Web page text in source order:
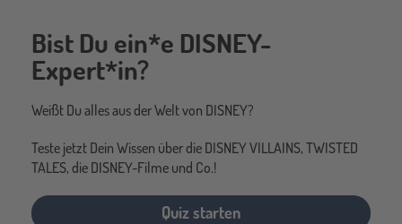
Bist Du ein*e DISNEY-
Expert*in?
Weißt Du alles aus der Welt von DISNEY?
Teste jetzt Dein Wissen über die DISNEY VILLAINS, TWISTED
TALES, die DISNEY-Filme und Co.!
Quiz starten